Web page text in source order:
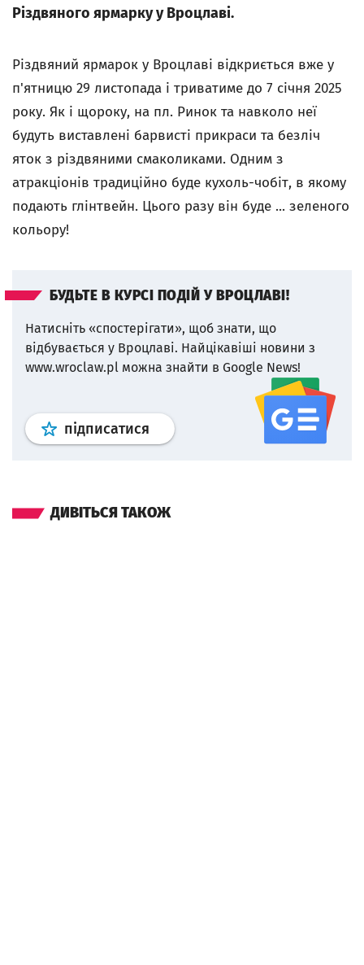
Різдвяного ярмарку у Вроцлаві.
Різдвяний ярмарок у Вроцлаві відкриється вже у
п'ятницю 29 листопада і триватиме до 7 січня 2025
року. Як і щороку, на пл. Ринок та навколо неї
будуть виставлені барвисті прикраси та безліч
яток з різдвяними смаколиками. Одним з
атракціонів традиційно буде кухоль-чобіт, в якому
подають глінтвейн. Цього разу він буде ... зеленого
кольору!
БУДЬТЕ В КУРСІ ПОДІЙ У ВРОЦЛАВІ!
Натисніть «спостерігати», щоб знати, що
відбувається у Вроцлаві. Найцікавіші новини з
www.wroclaw.pl можна знайти в Google News!
підписатися Профіль google news
ДИВІТЬСЯ ТАКОЖ